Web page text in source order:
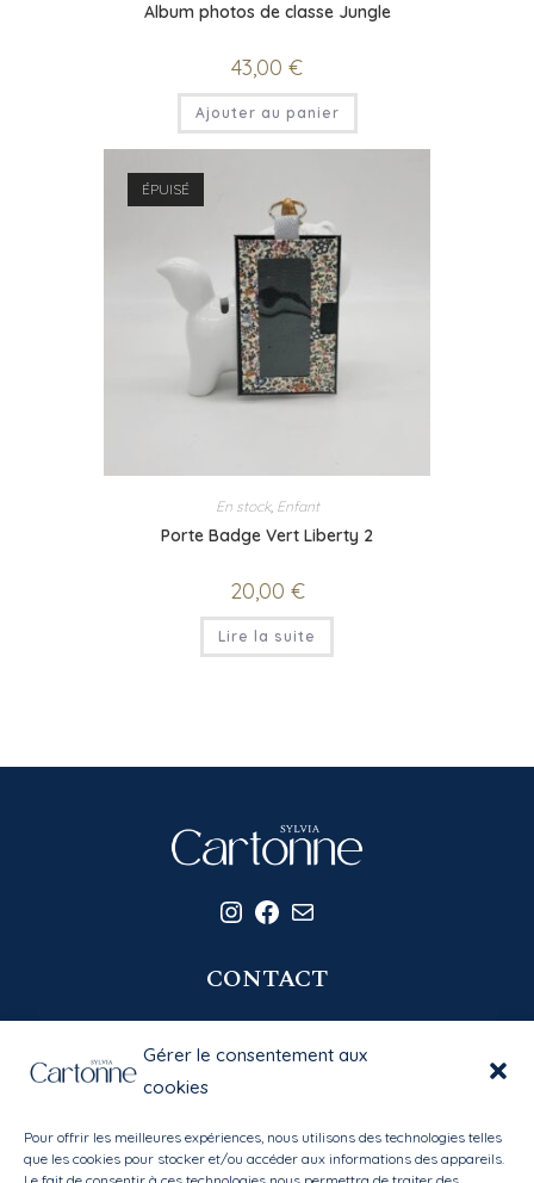
Gérer le consentement aux
cookies
Pour offrir les meilleures expériences, nous utilisons des technologies telles
que les cookies pour stocker et/ou accéder aux informations des appareils.
Album photos de classe Jungle
43,00 €
Ajouter au panier
ÉPUISÉ
En stock, Enfant
Porte Badge Vert Liberty 2
20,00 €
Lire la suite
Instagram
Facebook
E-mail
CONTACT
contact@sylviacartonne.fr
EN SAVOIR PLUS